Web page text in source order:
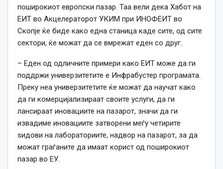
поширокиот европски пазар. Таа вели дека Хабот на
ЕИТ во Акцелераторот УКИМ при ИНОФЕИТ во
Скопје ќе биде како една станица каде сите, од сите
сектори, ќе можат да се вмрежат еден со друг.
– Еден од одличните примери како ЕИТ може да ги
поддржи универзитетите е Инфрабустер програмата.
Преку неа универзитетите ќе можат да научат како
да ги комерцијализираат своите услуги, да ги
лансираат иновациите на пазарот, значи да ги
извадиме иновациите затворени меѓу четирите
ѕидови на лабораториите, надвор на пазарот, за да
можат граѓаните да имаат корист од поширокиот
пазар во ЕУ.